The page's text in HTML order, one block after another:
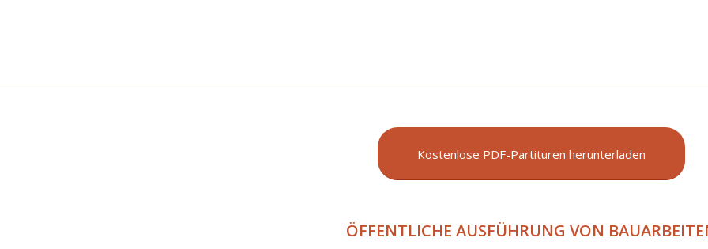
Kostenlose PDF-Partituren herunterladen
ÖFFENTLICHE AUSFÜHRUNG VON